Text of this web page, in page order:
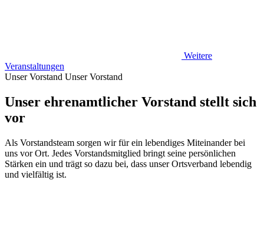
Weitere
Veranstaltungen
Unser Vorstand Unser Vorstand
Unser ehrenamtlicher Vorstand stellt sich
vor
Als Vorstandsteam sorgen wir für ein lebendiges Miteinander bei
uns vor Ort. Jedes Vorstandsmitglied bringt seine persönlichen
Stärken ein und trägt so dazu bei, dass unser Ortsverband lebendig
und vielfältig ist.